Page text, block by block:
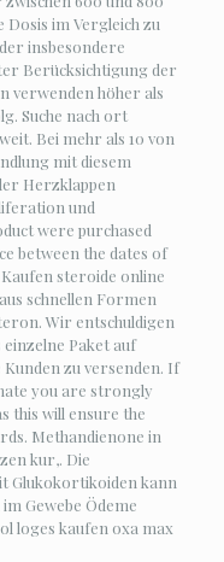
Dosis im Vergleich zu
insbesondere
Berücksichtigung der
verwenden höher als
Suche nach ort
Bei mehr als 10 von
mit diesem
Herzklappen
und
were purchased
between the dates of
Kaufen steroide online
schnellen Formen
Wir entschuldigen
Paket auf
zu versenden. If
you are strongly
this will ensure the
Methandienone in
kur,. Die
Glukokortikoiden kann
Gewebe Ödeme
loges kaufen oxa max